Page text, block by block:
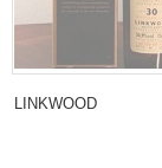
LINKWOOD